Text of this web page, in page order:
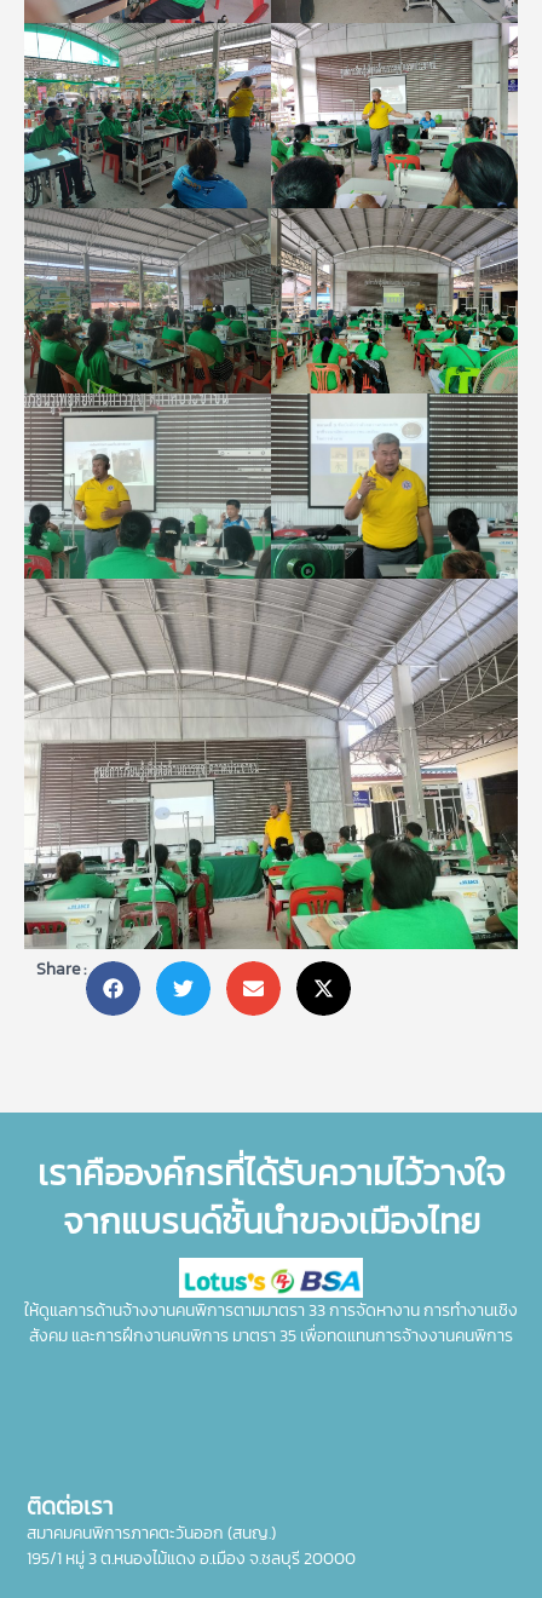
Share :
เราคือองค์กรที่ได้รับความไว้วางใจ
จากแบรนด์ชั้นนำของเมืองไทย
ให้ดูแลการด้านจ้างงานคนพิการตามมาตรา 33 การจัดหางาน การทำงานเชิง
สังคม และการฝึกงานคนพิการ มาตรา 35 เพื่อทดแทนการจ้างงานคนพิการ
ติดต่อเรา
สมาคมคนพิการภาคตะวันออก (สนญ.)
195/1 หมู่ 3 ต.หนองไม้แดง อ.เมือง จ.ชลบุรี 20000